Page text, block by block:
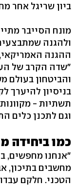
ביון שריגל אחר
מונח הסייבר
ולהגנה
ההגנה
והביטחון בעולם
בניסיון להיערך
תשתיות -
וגם לתכנן כלים
כמו ביחידה
"אנחנו מחפשים,
מחשבים בתיכון,
הטכני. חלקם